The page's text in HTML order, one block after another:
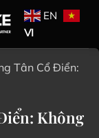
EN
VI
Tân Cổ Điển:
Không